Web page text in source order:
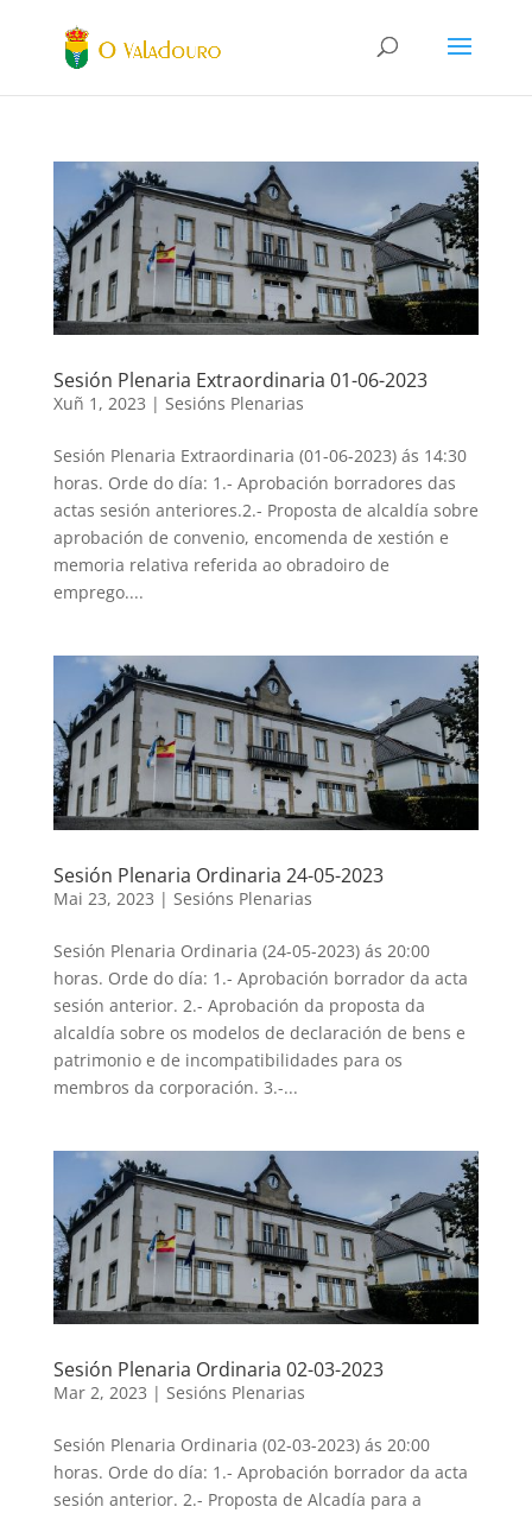
Sesión Plenaria Extraordinaria 01-06-2023
Xuñ 1, 2023 | Sesións Plenarias
Sesión Plenaria Extraordinaria (01-06-2023) ás 14:30
horas. Orde do día: 1.- Aprobación borradores das
actas sesión anteriores.2.- Proposta de alcaldía sobre
aprobación de convenio, encomenda de xestión e
memoria relativa referida ao obradoiro de
emprego....
Sesión Plenaria Ordinaria 24-05-2023
Mai 23, 2023 | Sesións Plenarias
Sesión Plenaria Ordinaria (24-05-2023) ás 20:00
horas. Orde do día: 1.- Aprobación borrador da acta
sesión anterior. 2.- Aprobación da proposta da
alcaldía sobre os modelos de declaración de bens e
patrimonio e de incompatibilidades para os
membros da corporación. 3.-...
Sesión Plenaria Ordinaria 02-03-2023
Mar 2, 2023 | Sesións Plenarias
Sesión Plenaria Ordinaria (02-03-2023) ás 20:00
horas. Orde do día: 1.- Aprobación borrador da acta
sesión anterior. 2.- Proposta de Alcadía para a